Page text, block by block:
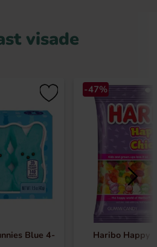
visade
Blue 4-
-47%
Haribo Happy